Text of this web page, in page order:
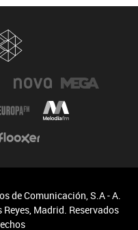
de Comunicación, S.A - A.
Madrid. Reservados